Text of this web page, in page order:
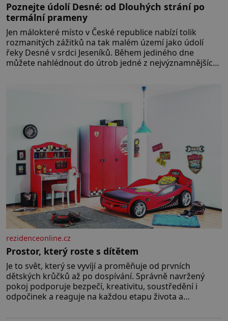
Poznejte údolí Desné: od Dlouhých strání po
termální prameny
Jen málokteré místo v České republice nabízí tolik
rozmanitých zážitků na tak malém území jako údolí
řeky Desné v srdci Jeseníků. Během jediného dne
můžete nahlédnout do útrob jedné z nejvýznamnějších
poznáváním památek ve Velkých Losinách nebo v
rezidenceonline.cz
Prostor, který roste s dítětem
Je to svět, který se vyvíjí a proměňuje od prvních
dětských krůčků až po dospívání. Správně navržený
pokoj podporuje bezpečí, kreativitu, soustředění i
odpočinek a reaguje na každou etapu života a